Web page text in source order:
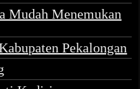
Mudah Menemukan
Pekalongan